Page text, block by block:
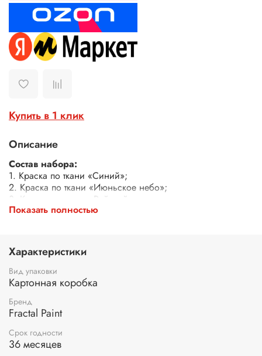
Купить в 1 клик
Описание
Состав набора:
1. Краска по ткани «Синий»;
2. Краска по ткани «Июньское небо»;
3. Краска по ткани «Райский остров»;
4. Краска по ткани «Мятная»;
7. Краска по ткани «Красная»;
8. Краска по ткани «Белая»;
9. Краска по ткани «Чёрная».
Объем банок: 20 мл.
Показать полностью
Характеристики
Вид упаковки
Картонная коробка
Бренд
Fractal Paint
Срок годности
36 месяцев